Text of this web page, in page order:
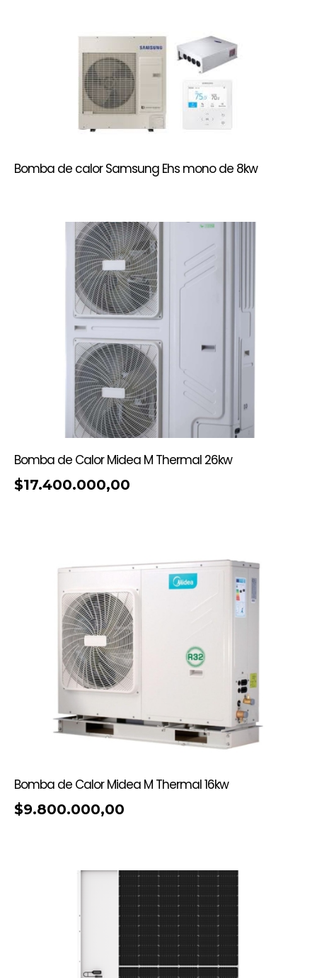
Bomba de calor Samsung Ehs mono de 8kw
Bomba de Calor Midea M Thermal 26kw
$17.400.000,00
Bomba de Calor Midea M Thermal 16kw
$9.800.000,00